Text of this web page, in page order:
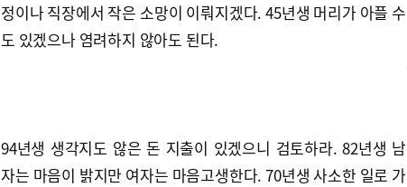
정이나 직장에서 작은 소망이 이뤄지겠다. 45년생 머리가 아플 수
도 있겠으나 염려하지 않아도 된다.
94년생 생각지도 않은 돈 지출이 있겠으니 검토하라. 82년생 남
자는 마음이 밝지만 여자는 마음고생한다. 70년생 사소한 일로 가